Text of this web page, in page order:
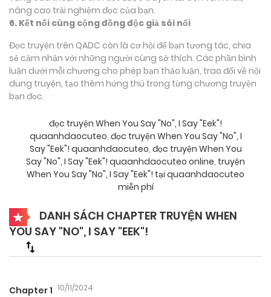
nâng cao trải nghiệm đọc của bạn.
6. Kết nối cùng cộng đồng độc giả sôi nổi
Đọc truyện trên QADC còn là cơ hội để bạn tương tác, chia
sẻ cảm nhận với những người cùng sở thích. Các phần bình
luận dưới mỗi chương cho phép bạn thảo luận, trao đổi về nội
dung truyện, tạo thêm hứng thú trong từng chương truyện
bạn đọc.
đọc truyện When You Say "No", I Say "Eek"!
quaanhdaocuteo, đọc truyện When You Say "No", I
Say "Eek"! quaanhdaocuteo, đọc truyện When You
Say "No", I Say "Eek"! quaanhdaocuteo online, truyện
When You Say "No", I Say "Eek"! tại quaanhdaocuteo
miễn phí
DANH SÁCH CHAPTER TRUYỆN WHEN
YOU SAY "NO", I SAY "EEK"!
Chapter 1 10/11/2024